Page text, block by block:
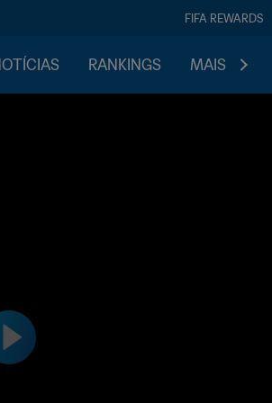
FIFA REWARDS
RANKINGS MAIS